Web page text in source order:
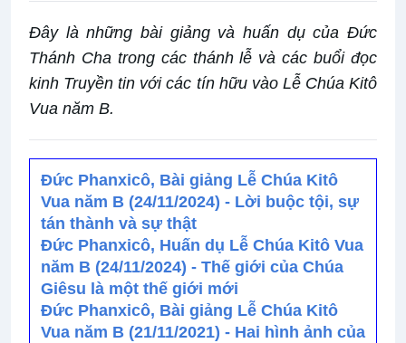
Đây là những bài giảng và huấn dụ của Đức
Thánh Cha trong các thánh lễ và các buổi đọc
kinh Truyền tin với các tín hữu vào Lễ Chúa Kitô
Vua năm B.
Đức Phanxicô, Bài giảng Lễ Chúa Kitô
Vua năm B (24/11/2024) - Lời buộc tội, sự
tán thành và sự thật
Đức Phanxicô, Huấn dụ Lễ Chúa Kitô Vua
năm B (24/11/2024) - Thế giới của Chúa
Giêsu là một thế giới mới
Đức Phanxicô, Bài giảng Lễ Chúa Kitô
Vua năm B (21/11/2021) - Hai hình ảnh của